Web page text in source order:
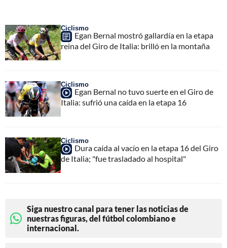
Ciclismo
Egan Bernal mostró gallardía en la etapa
reina del Giro de Italia: brilló en la montaña
Ciclismo
Egan Bernal no tuvo suerte en el Giro de
Italia: sufrió una caída en la etapa 16
Ciclismo
Dura caída al vacío en la etapa 16 del Giro
de Italia; "fue trasladado al hospital"
Siga nuestro canal para tener las noticias de
nuestras figuras, del fútbol colombiano e
internacional.